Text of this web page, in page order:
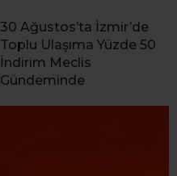
30 Ağustos’ta İzmir’de
Toplu Ulaşıma Yüzde 50
İndirim Meclis
Gündeminde